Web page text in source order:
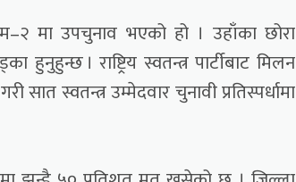
मा उपचुनाव भएको हो । उहाँका छोरा
। राष्ट्रिय स्वतन्त्र पार्टीबाट मिलन
स्वतन्त्र उम्मेदवार चुनावी प्रतिस्पर्धामा